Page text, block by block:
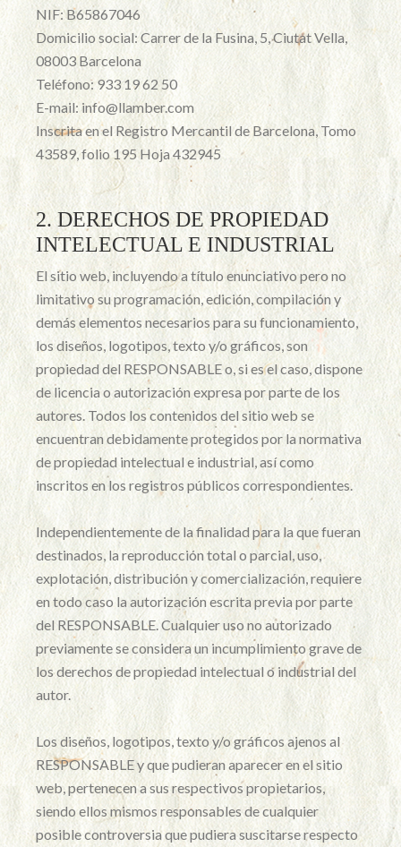
NIF: B65867046
Domicilio social: Carrer de la Fusina, 5, Ciutat Vella,
08003 Barcelona
Teléfono: 933 19 62 50
E-mail: info@llamber.com
Inscrita en el Registro Mercantil de Barcelona, Tomo
43589, folio 195 Hoja 432945
2. DERECHOS DE PROPIEDAD
INTELECTUAL E INDUSTRIAL
El sitio web, incluyendo a título enunciativo pero no
limitativo su programación, edición, compilación y
demás elementos necesarios para su funcionamiento,
los diseños, logotipos, texto y/o gráficos, son
propiedad del RESPONSABLE o, si es el caso, dispone
de licencia o autorización expresa por parte de los
autores. Todos los contenidos del sitio web se
encuentran debidamente protegidos por la normativa
de propiedad intelectual e industrial, así como
inscritos en los registros públicos correspondientes.
Independientemente de la finalidad para la que fueran
destinados, la reproducción total o parcial, uso,
explotación, distribución y comercialización, requiere
en todo caso la autorización escrita previa por parte
del RESPONSABLE. Cualquier uso no autorizado
previamente se considera un incumplimiento grave de
los derechos de propiedad intelectual o industrial del
autor.
Los diseños, logotipos, texto y/o gráficos ajenos al
RESPONSABLE y que pudieran aparecer en el sitio
web, pertenecen a sus respectivos propietarios,
siendo ellos mismos responsables de cualquier
posible controversia que pudiera suscitarse respecto